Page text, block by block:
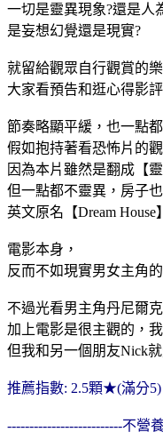
一切是靈異現象?還是人
是妄想幻覺還是現實?
就留給觀眾自行觀賞的樂
大家看預告和逛心得影
節奏略顯平緩，也一點都
假如抱持著看恐怖片的
因為本片雖然是翻成【靈
但一點都不靈異，房子
英文原名【Dream
電影本身，
反而不如現實男女主角
不過光看男主角丹尼爾
加上電影是很主觀的，
但我和另一個朋友Nick就
推薦指數: 2.5顆★(滿分5)
--------------------------不營